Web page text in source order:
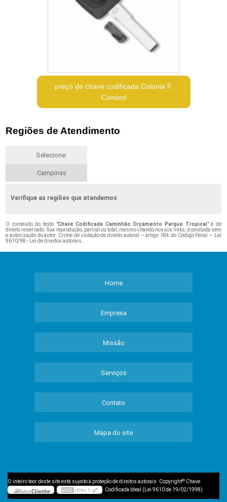
preço de chave codificada Colonia F.
Comind
Regiões de Atendimento
Selecione:
Campinas
Verifique as regiões que atendemos
O conteúdo do texto "Chave Codificada Caminhão Orçamento Parque Tropical " é de
direito reservado. Sua reprodução, parcial ou total, mesmo citando nossos links, é proibida sem
a autorização do autor. Crime de violação de direito autoral – artigo 184 do Código Penal – Lei
9610/98 - Lei de direitos autorais.
Home
Empresa
Missão
Serviços
Contato
Mapa do site
O inteiro teor deste site está sujeito à proteção de direitos autorais. Copyright© Chave
Codificada Ideal (Lei 9610 de 19/02/1998)